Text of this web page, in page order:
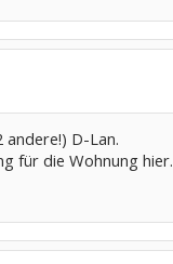
andere!) D-Lan.
für die Wohnung hier.